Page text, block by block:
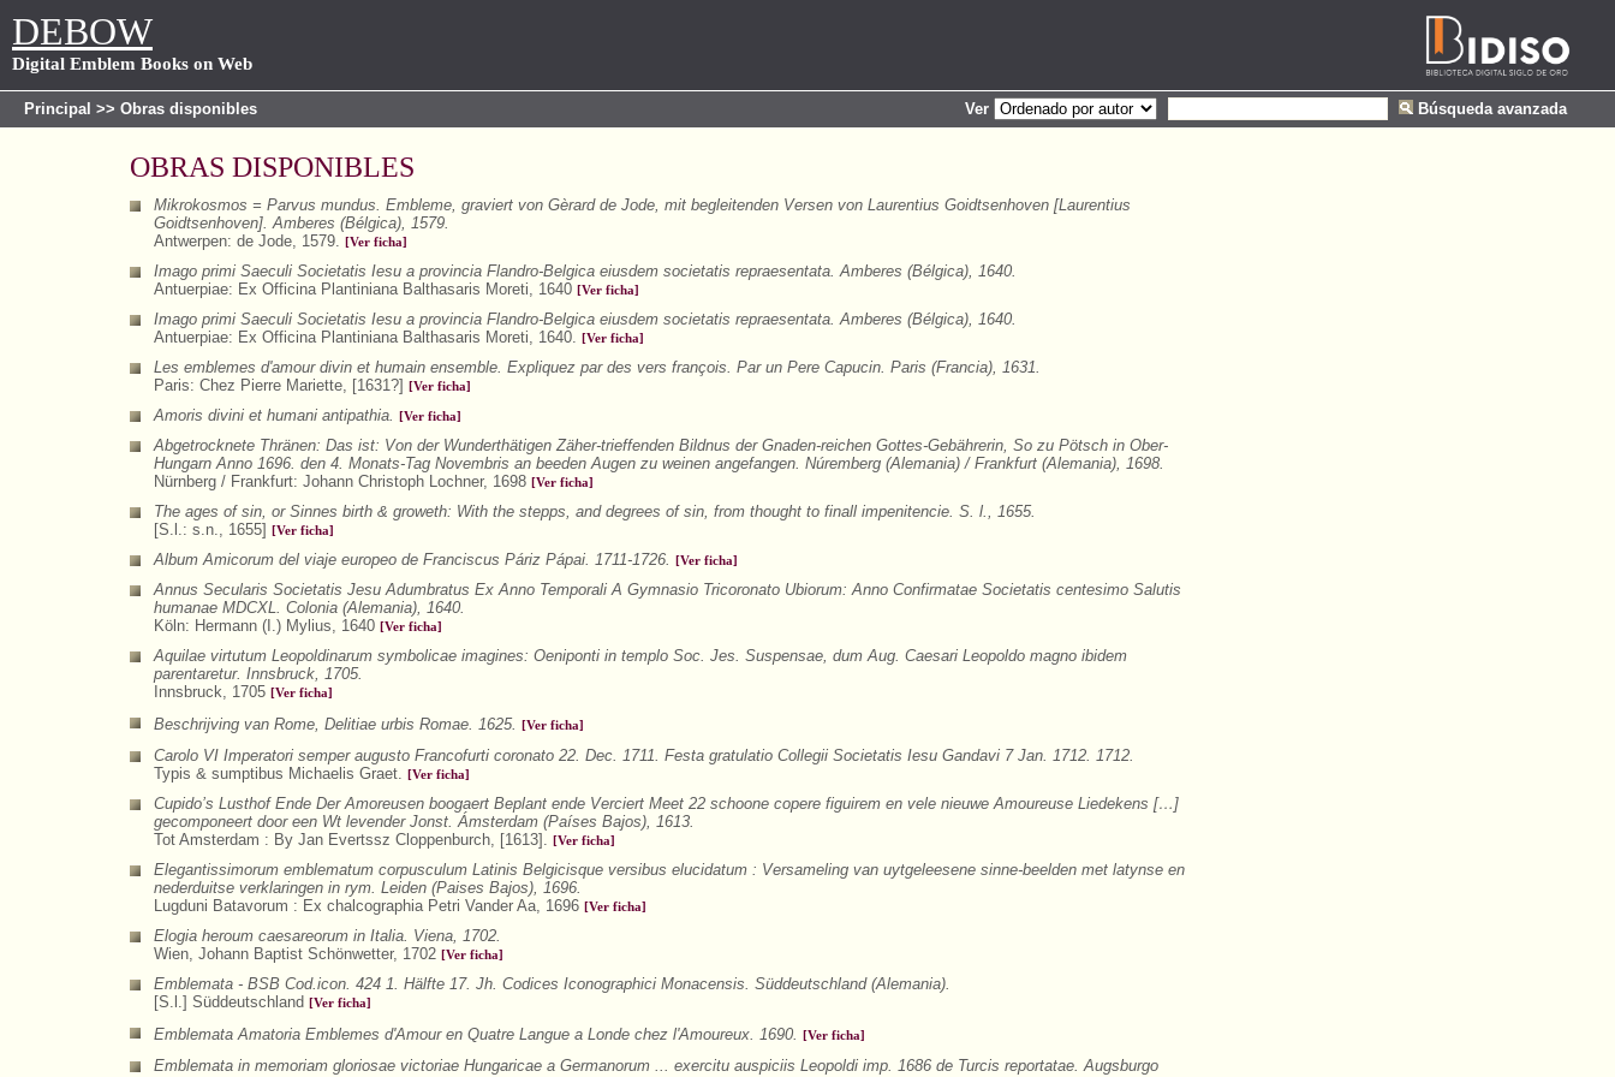
DEBOW
Digital Emblem Books on Web
Principal >> Obras disponibles Ver Búsqueda avanzada
OBRAS DISPONIBLES
Mikrokosmos = Parvus mundus. Embleme, graviert von Gèrard de Jode, mit begleitenden Versen von Laurentius Goidtsenhoven [Laurentius
Goidtsenhoven]. Amberes (Bélgica), 1579.
Antwerpen: de Jode, 1579.
[Ver ficha]
Imago primi Saeculi Societatis Iesu a provincia Flandro-Belgica eiusdem societatis repraesentata. Amberes (Bélgica), 1640.
Antuerpiae: Ex Officina Plantiniana Balthasaris Moreti, 1640 [Ver ficha]
Imago primi Saeculi Societatis Iesu a provincia Flandro-Belgica eiusdem societatis repraesentata. Amberes (Bélgica), 1640.
Antuerpiae: Ex Officina Plantiniana Balthasaris Moreti, 1640.
[Ver ficha]
Les emblemes d'amour divin et humain ensemble. Expliquez par des vers françois. Par un Pere Capucin. Paris (Francia), 1631.
Paris: Chez Pierre Mariette, [1631?]
[Ver ficha]
Amoris divini et humani antipathia. [Ver ficha]
Abgetrocknete Thränen: Das ist: Von der Wunderthätigen Zäher-trieffenden Bildnus der Gnaden-reichen Gottes-Gebährerin, So zu Pötsch in Ober-
Hungarn Anno 1696. den 4. Monats-Tag Novembris an beeden Augen zu weinen angefangen. Núremberg (Alemania) / Frankfurt (Alemania), 1698.
Nürnberg / Frankfurt: Johann Christoph Lochner, 1698 [Ver ficha]
The ages of sin, or Sinnes birth & groweth: With the stepps, and degrees of sin, from thought to finall impenitencie. S. l., 1655.
[S.l.: s.n., 1655]
[Ver ficha]
Album Amicorum del viaje europeo de Franciscus Páriz Pápai. 1711-1726. [Ver ficha]
Annus Secularis Societatis Jesu Adumbratus Ex Anno Temporali A Gymnasio Tricoronato Ubiorum: Anno Confirmatae Societatis centesimo Salutis
humanae MDCXL. Colonia (Alemania), 1640.
Köln: Hermann (I.) Mylius, 1640 [Ver ficha]
Aquilae virtutum Leopoldinarum symbolicae imagines: Oeniponti in templo Soc. Jes. Suspensae, dum Aug. Caesari Leopoldo magno ibidem
parentaretur. Innsbruck, 1705.
Innsbruck, 1705 [Ver ficha]
Beschrijving van Rome, Delitiae urbis Romae. 1625. [Ver ficha]
Carolo VI Imperatori semper augusto Francofurti coronato 22. Dec. 1711. Festa gratulatio Collegii Societatis Iesu Gandavi 7 Jan. 1712. 1712.
Typis & sumptibus Michaelis Graet.
[Ver ficha]
Cupido’s Lusthof Ende Der Amoreusen boogaert Beplant ende Verciert Meet 22 schoone copere figuirem en vele nieuwe Amoureuse Liedekens […]
gecomponeert door een Wt levender Jonst. Ámsterdam (Países Bajos), 1613.
Tot Amsterdam : By Jan Evertssz Cloppenburch, [1613].
[Ver ficha]
Elegantissimorum emblematum corpusculum Latinis Belgicisque versibus elucidatum : Versameling van uytgeleesene sinne-beelden met latynse en
nederduitse verklaringen in rym. Leiden (Paises Bajos), 1696.
Lugduni Batavorum : Ex chalcographia Petri Vander Aa, 1696 [Ver ficha]
Elogia heroum caesareorum in Italia. Viena, 1702.
Wien, Johann Baptist Schönwetter, 1702 [Ver ficha]
Emblemata - BSB Cod.icon. 424 1. Hälfte 17. Jh. Codices Iconographici Monacensis. Süddeutschland (Alemania).
[S.l.] Süddeutschland
[Ver ficha]
Emblemata Amatoria Emblemes d'Amour en Quatre Langue a Londe chez l'Amoureux. 1690. [Ver ficha]
Emblemata in memoriam gloriosae victoriae Hungaricae a Germanorum ... exercitu auspiciis Leopoldi imp. 1686 de Turcis reportatae. Augsburgo